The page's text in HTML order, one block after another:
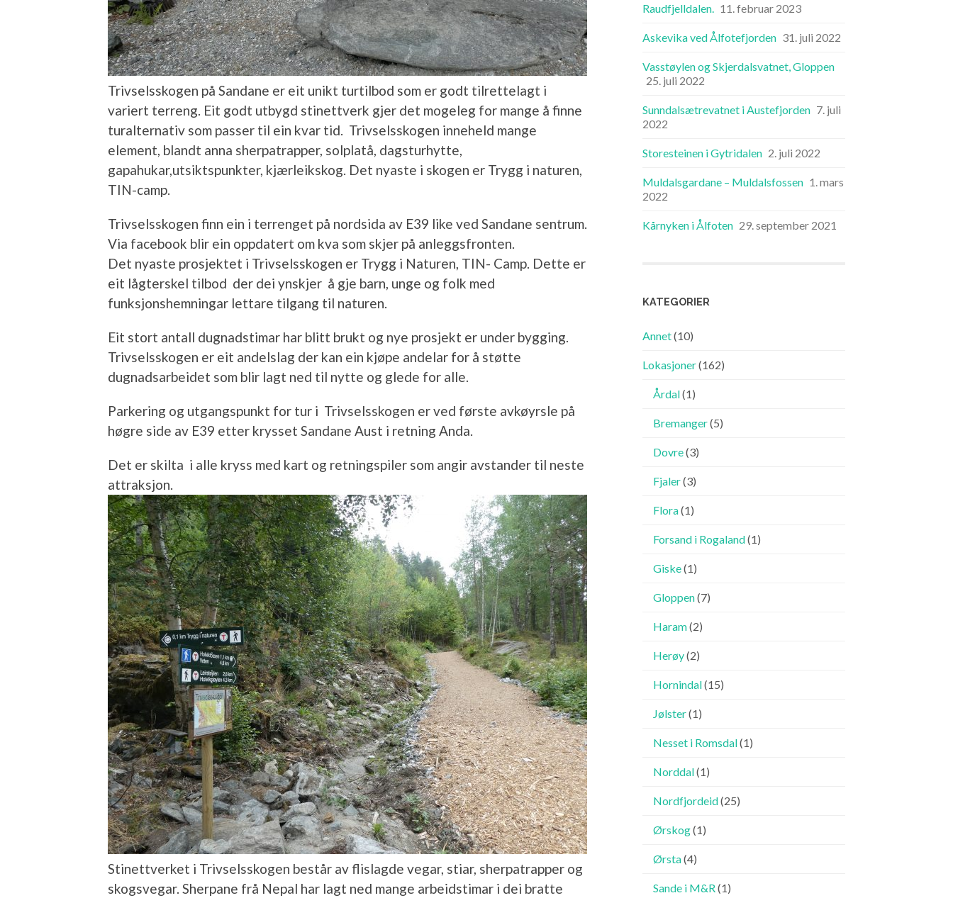
Trivselsskogen på Sandane er eit unikt turtilbod som er godt tilrettelagt i
variert terreng. Eit godt utbygd stinettverk gjer det mogeleg for mange å finne
turalternativ som passer til ein kvar tid. Trivselsskogen inneheld mange
element, blandt anna sherpatrapper, solplatå, dagsturhytte,
gapahukar,utsiktspunkter, kjærleikskog. Det nyaste i skogen er Trygg i naturen,
TIN-camp.
Trivselsskogen finn ein i terrenget på nordsida av E39 like ved Sandane sentrum.
Via facebook blir ein oppdatert om kva som skjer på anleggsfronten.
Det nyaste prosjektet i Trivselsskogen er Trygg i Naturen, TIN- Camp. Dette er
eit lågterskel tilbod der dei ynskjer å gje barn, unge og folk med
funksjonshemningar lettare tilgang til naturen.
Eit stort antall dugnadstimar har blitt brukt og nye prosjekt er under bygging.
Trivselsskogen er eit andelslag der kan ein kjøpe andelar for å støtte
dugnadsarbeidet som blir lagt ned til nytte og glede for alle.
Parkering og utgangspunkt for tur i Trivselsskogen er ved første avkøyrsle på
høgre side av E39 etter krysset Sandane Aust i retning Anda.
Det er skilta i alle kryss med kart og retningspiler som angir avstander til neste
attraksjon.
Stinettverket i Trivselsskogen består av flislagde vegar, stiar, sherpatrapper og
skogsvegar. Sherpane frå Nepal har lagt ned mange arbeidstimar i dei bratte
Raudfjelldalen. 11. februar 2023
Askevika ved Ålfotefjorden 31. juli 2022
Vasstøylen og Skjerdalsvatnet, Gloppen
25. juli 2022
Sunndalsætrevatnet i Austefjorden 7. juli
2022
Storesteinen i Gytridalen 2. juli 2022
Muldalsgardane – Muldalsfossen 1. mars
2022
Kårnyken i Ålfoten 29. september 2021
KATEGORIER
Annet(10)
Lokasjoner(162)
Årdal(1)
Bremanger(5)
Dovre(3)
Fjaler(3)
Flora(1)
Forsand i Rogaland(1)
Giske(1)
Gloppen(7)
Haram(2)
Herøy(2)
Hornindal(15)
Jølster(1)
Nesset i Romsdal(1)
Norddal(1)
Nordfjordeid(25)
Ørskog(1)
Ørsta(4)
Sande i M&R(1)